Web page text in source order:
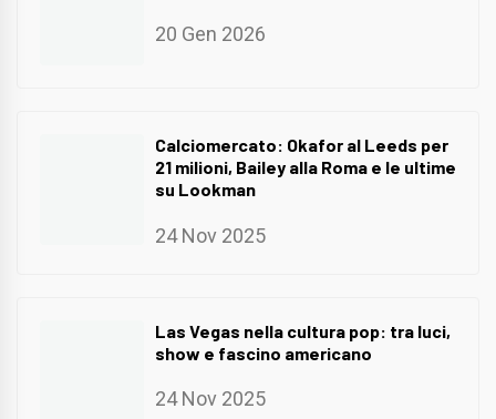
20 Gen 2026
Calciomercato: Okafor al Leeds per
21 milioni, Bailey alla Roma e le ultime
su Lookman
24 Nov 2025
Las Vegas nella cultura pop: tra luci,
show e fascino americano
24 Nov 2025